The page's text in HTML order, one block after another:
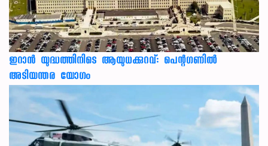
ഇറാന്‍ യുദ്ധത്തിനിടെ ആയുധക്കുറവ്: പെന്റഗണില്‍
അടിയന്തര യോഗം